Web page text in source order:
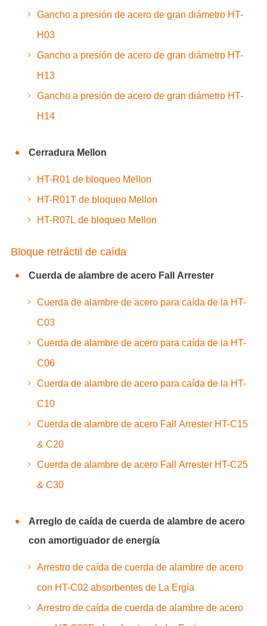
Gancho a presión de acero de gran diámetro HT-
H03
Gancho a presión de acero de gran diámetro HT-
H13
Gancho a presión de acero de gran diámetro HT-
H14
Cerradura Mellon
HT-R01 de bloqueo Mellon
HT-R01T de bloqueo Mellon
HT-R07L de bloqueo Mellon
Bloque retráctil de caída
Cuerda de alambre de acero Fall Arrester
Cuerda de alambre de acero para caída de la HT-
C03
Cuerda de alambre de acero para caída de la HT-
C06
Cuerda de alambre de acero para caída de la HT-
C10
Cuerda de alambre de acero Fall Arrester HT-C15
& C20
Cuerda de alambre de acero Fall Arrester HT-C25
& C30
Arreglo de caída de cuerda de alambre de acero
con amortiguador de energía
Arrestro de caída de cuerda de alambre de acero
con HT-C02 absorbentes de La Ergía
Arrestro de caída de cuerda de alambre de acero